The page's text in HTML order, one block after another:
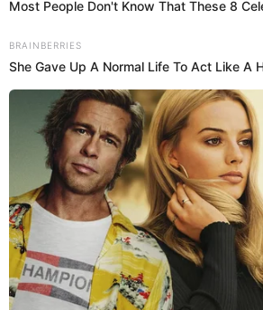
17 Mar 2021 | 14:00 h
Demi Lovato denuncia que fue
formaba parte de Disney
Demi Lovato denunció que abusaron
formaba parte del elenco de Disney Channel.